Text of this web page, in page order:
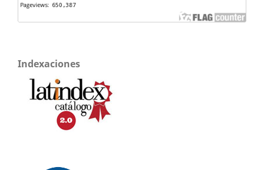
Indexaciones